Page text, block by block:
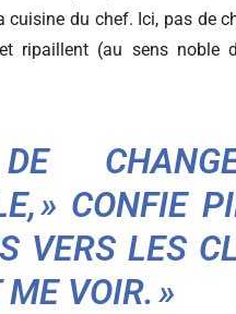
cuisine du chef. Ici, pas de
ripaillent (au sens noble
» CONFIE
VERS LES
VOIR. »